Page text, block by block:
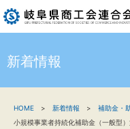
新着情報
HOME 新着情報
補助金・
小規模事業者持続化補助金（一般型